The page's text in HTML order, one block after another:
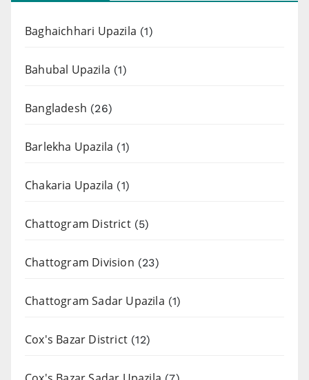
Baghaichhari Upazila (1)
Bahubal Upazila (1)
Bangladesh (26)
Barlekha Upazila (1)
Chakaria Upazila (1)
Chattogram District(5)
Chattogram Division (23)
Chattogram Sadar Upazila (1)
Cox's Bazar District (12)